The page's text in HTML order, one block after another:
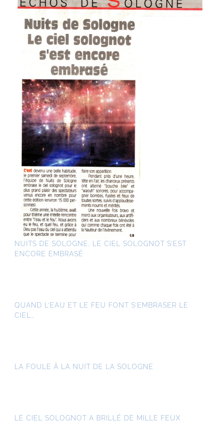
NUITS DE SOLOGNE, LE CIEL SOLOGNOT S’EST
ENCORE EMBRASÉ
QUAND L’EAU ET LE FEU FONT S’EMBRASER LE
CIEL…
LA FOULE À LA NUIT DE LA SOLOGNE
LE CIEL SOLOGNOT A BRILLÉ DE MILLE FEUX